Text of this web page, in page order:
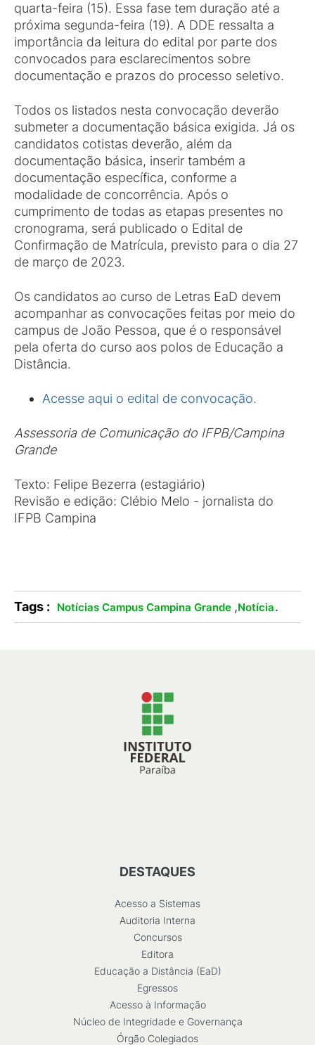
quarta-feira (15). Essa fase tem duração até a
próxima segunda-feira (19). A DDE ressalta a
importância da leitura do edital por parte dos
convocados para esclarecimentos sobre
documentação e prazos do processo seletivo.
Todos os listados nesta convocação deverão
submeter a documentação básica exigida. Já os
candidatos cotistas deverão, além da
documentação básica, inserir também a
documentação específica, conforme a
modalidade de concorrência. Após o
cumprimento de todas as etapas presentes no
cronograma, será publicado o Edital de
Confirmação de Matrícula, previsto para o dia 27
de março de 2023.
Os candidatos ao curso de Letras EaD devem
acompanhar as convocações feitas por meio do
campus de João Pessoa, que é o responsável
pela oferta do curso aos polos de Educação a
Distância.
Acesse aqui o edital de convocação.
Assessoria de Comunicação do IFPB/Campina
Grande
Texto: Felipe Bezerra (estagiário)
Revisão e edição: Clébio Melo - jornalista do
IFPB Campina
Tags : Notícias Campus Campina Grande ,Notícia.
DESTAQUES
Acesso a Sistemas
Auditoria Interna
Concursos
Editora
Educação a Distância (EaD)
Egressos
Acesso à Informação
Núcleo de Integridade e Governança
Órgão Colegiados